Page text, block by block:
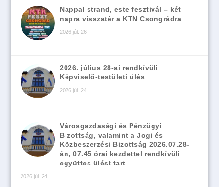
Nappal strand, este fesztivál – két
napra visszatér a KTN Csongrádra
2026 júl. 26
2026. július 28-ai rendkívüli
Képviselő-testületi ülés
2026 júl. 24
Városgazdasági és Pénzügyi
Bizottság, valamint a Jogi és
Közbeszerzési Bizottság 2026.07.28-
án, 07.45 órai kezdettel rendkívüli
együttes ülést tart
2026 júl. 24